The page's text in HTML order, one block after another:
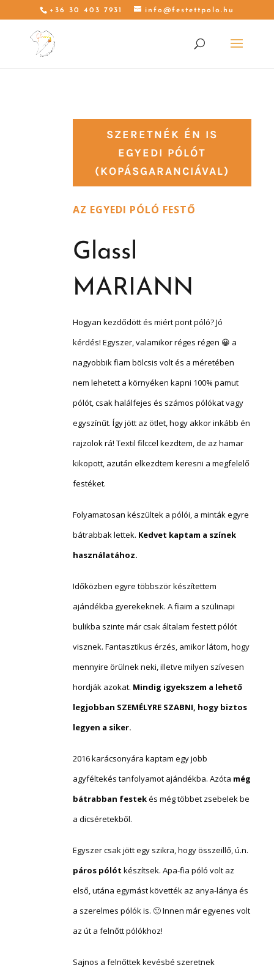
+36 30 403 7931 info@festettpolo.hu
SZERETNÉK ÉN IS
EGYEDI PÓLÓT
(KOPÁSGARANCIÁVAL)
AZ EGYEDI PÓLÓ FESTŐ
Glassl
MARIANN
Hogyan kezdődött és miért pont póló? Jó
kérdés! Egyszer, valamikor réges régen 😀 a
nagyobbik fiam bölcsis volt és a méretében
nem lehetett a környéken kapni 100% pamut
pólót, csak halálfejes és számos pólókat vagy
egyszínűt. Így jött az ötlet, hogy akkor inkább én
rajzolok rá! Textil filccel kezdtem, de az hamar
kikopott, azután elkezdtem keresni a megfelelő
festéket.
Folyamatosan készültek a pólói, a minták egyre
bátrabbak lettek. Kedvet kaptam a színek
használatához.
Időközben egyre többször készítettem
ajándékba gyerekeknek. A fiaim a szülinapi
bulikba szinte már csak általam festett pólót
visznek. Fantasztikus érzés, amikor látom, hogy
mennyire örülnek neki, illetve milyen szívesen
hordják azokat. Mindig igyekszem a lehető
legjobban SZEMÉLYRE SZABNI, hogy biztos
legyen a siker.
2016 karácsonyára kaptam egy jobb
agyféltekés tanfolyamot ajándékba. Azóta még
bátrabban festekés még többet zsebelek be
a dicséretekből.
Egyszer csak jött egy szikra, hogy összeillő, ú.n.
páros pólót készítsek. Apa-fia póló volt az
első, utána egymást követték az anya-lánya és
a szerelmes pólók is. 🙂Innen már egyenes volt
az út a felnőtt pólókhoz!
Sajnos a felnőttek kevésbé szeretnek